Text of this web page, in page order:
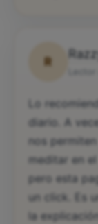
R
Lo
diario. A
nos
meditar en
pero esta
un click. Es
la